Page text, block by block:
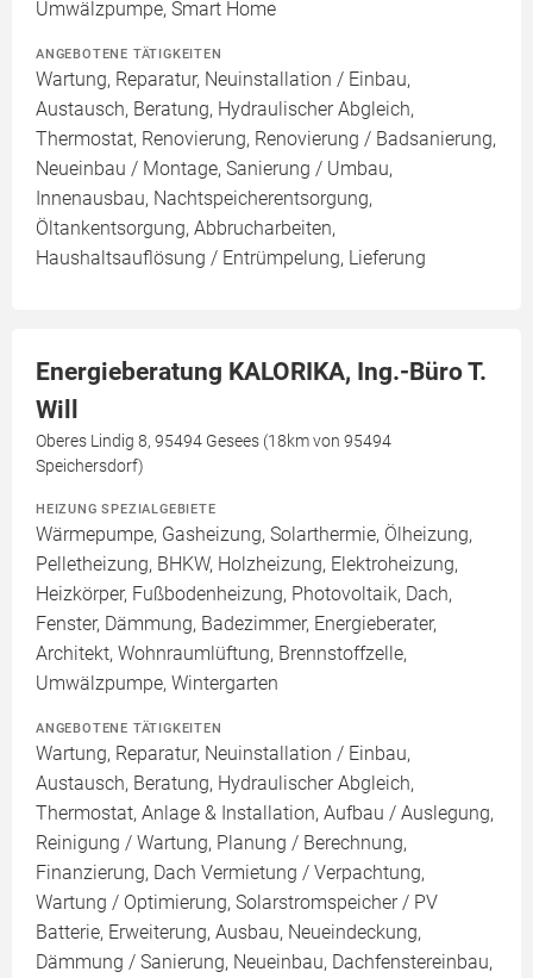
Umwälzpumpe, Smart Home
ANGEBOTENE TÄTIGKEITEN
Wartung, Reparatur, Neuinstallation / Einbau,
Austausch, Beratung, Hydraulischer Abgleich,
Thermostat, Renovierung, Renovierung / Badsanierung,
Neueinbau / Montage, Sanierung / Umbau,
Innenausbau, Nachtspeicherentsorgung,
Öltankentsorgung, Abbrucharbeiten,
Haushaltsauflösung / Entrümpelung, Lieferung
Energieberatung KALORIKA, Ing.-Büro T.
Will
Oberes Lindig 8, 95494 Gesees (18km von 95494
Speichersdorf)
HEIZUNG SPEZIALGEBIETE
Wärmepumpe, Gasheizung, Solarthermie, Ölheizung,
Pelletheizung, BHKW, Holzheizung, Elektroheizung,
Heizkörper, Fußbodenheizung, Photovoltaik, Dach,
Fenster, Dämmung, Badezimmer, Energieberater,
Architekt, Wohnraumlüftung, Brennstoffzelle,
Umwälzpumpe, Wintergarten
ANGEBOTENE TÄTIGKEITEN
Wartung, Reparatur, Neuinstallation / Einbau,
Austausch, Beratung, Hydraulischer Abgleich,
Thermostat, Anlage & Installation, Aufbau / Auslegung,
Reinigung / Wartung, Planung / Berechnung,
Finanzierung, Dach Vermietung / Verpachtung,
Wartung / Optimierung, Solarstromspeicher / PV
Batterie, Erweiterung, Ausbau, Neueindeckung,
Dämmung / Sanierung, Neueinbau, Dachfenstereinbau,